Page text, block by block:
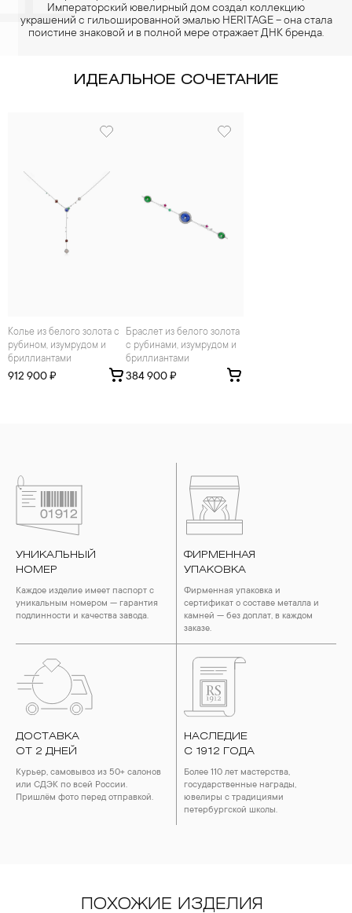
Императорский ювелирный дом создал коллекцию
украшений с гильошированной эмалью HERITAGE – она стала
поистине знаковой и в полной мере отражает ДНК бренда.
ИДЕАЛЬНОЕ СОЧЕТАНИЕ
Колье из белого золота с
рубином, изумрудом и
бриллиантами
912 900 ₽
Браслет из белого золота
с рубинами, изумрудом и
бриллиантами
384 900 ₽
УНИКАЛЬНЫЙ
НОМЕР
Каждое изделие имеет паспорт с
уникальным номером — гарантия
подлинности и качества завода.
ФИРМЕННАЯ
УПАКОВКА
Фирменная упаковка и
сертификат о составе металла и
камней — без доплат, в каждом
заказе.
ДОСТАВКА
ОТ 2 ДНЕЙ
Курьер, самовывоз из 50+ салонов
или СДЭК по всей России.
Пришлём фото перед отправкой.
НАСЛЕДИЕ
С 1912 ГОДА
Более 110 лет мастерства,
государственные награды,
ювелиры с традициями
петербургской школы.
ПОХОЖИЕ ИЗДЕЛИЯ